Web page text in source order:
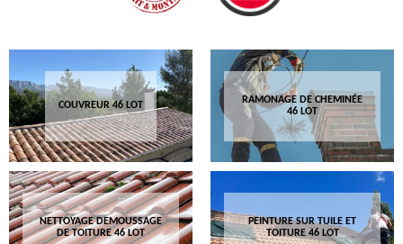
COUVREUR 46 LOT
RAMONAGE DE CHEMINÉE
46 LOT
NETTOYAGE DEMOUSSAGE
DE TOITURE 46 LOT
PEINTURE SUR TUILE ET
TOITURE 46 LOT